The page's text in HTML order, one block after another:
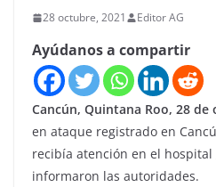
28 octubre, 2021 Editor AG
Ayúdanos a compartir
Cancún, Quintana Roo, 28 de
en ataque registrado en
recibía atención en el hospital
informaron las autoridades.